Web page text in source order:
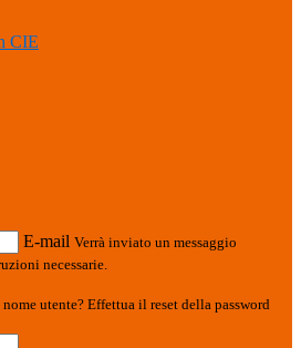
CIE
E-mail Verrà inviato un messaggio
necessarie.
utente? Effettua il reset della password